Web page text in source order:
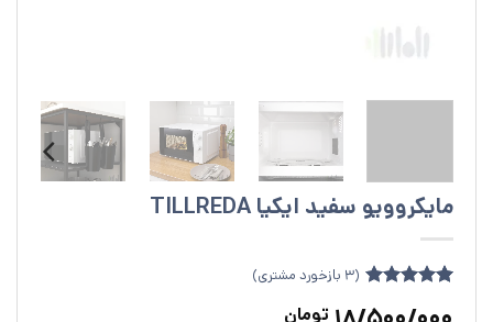
مایکروویو سفید ایکیا TILLREDA
از 5 در
(
3 بازخورد مشتری)
تومان